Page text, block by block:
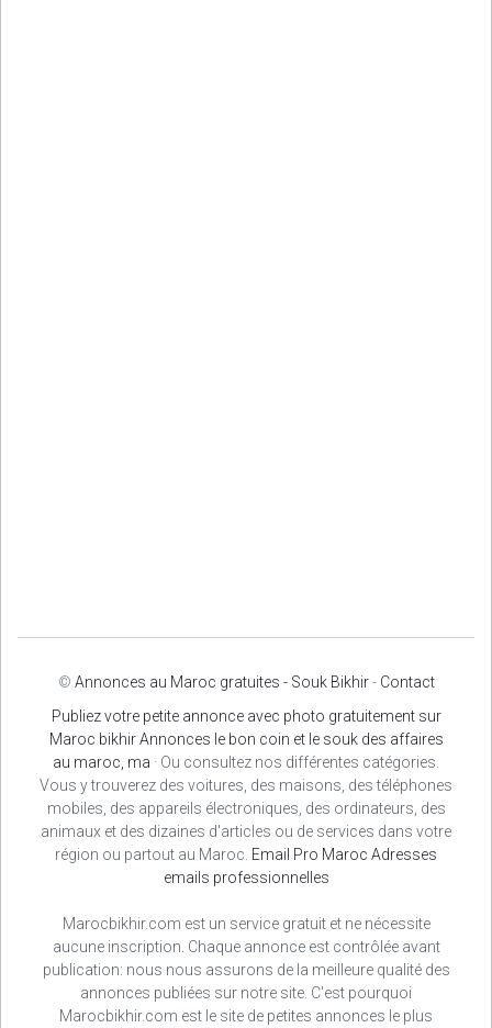
© Annonces au Maroc gratuites - Souk Bikhir- Contact
Publiez votre petite annonce avec photo gratuitement sur
Maroc bikhir Annonces le bon coin et le souk des affaires
au maroc, ma · Ou consultez nos différentes catégories.
Vous y trouverez des voitures, des maisons, des téléphones
mobiles, des appareils électroniques, des ordinateurs, des
animaux et des dizaines d'articles ou de services dans votre
région ou partout au Maroc. Email Pro Maroc Adresses
emails professionnelles
Marocbikhir.com est un service gratuit et ne nécessite
aucune inscription. Chaque annonce est contrôlée avant
publication: nous nous assurons de la meilleure qualité des
annonces publiées sur notre site. C'est pourquoi
Marocbikhir.com est le site de petites annonces le plus